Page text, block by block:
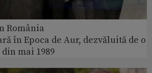
România
în Epoca de Aur, dezvăluită de o
mai 1989